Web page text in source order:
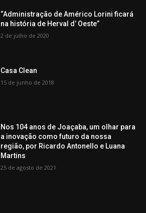
“Administração de Américo Lorini ficará
na história de Herval d’ Oeste”
2 de julho de 2020
Casa Clean
15 de junho de 2018
Nos 104 anos de Joaçaba, um olhar para
a inovação como futuro da nossa
região, por Ricardo Antonello e Luana
Martins
25 de agosto de 2021